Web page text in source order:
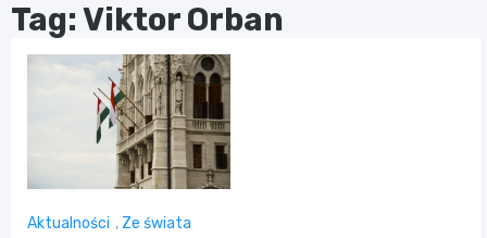
Tag: Viktor Orban
Aktualności , Ze świata